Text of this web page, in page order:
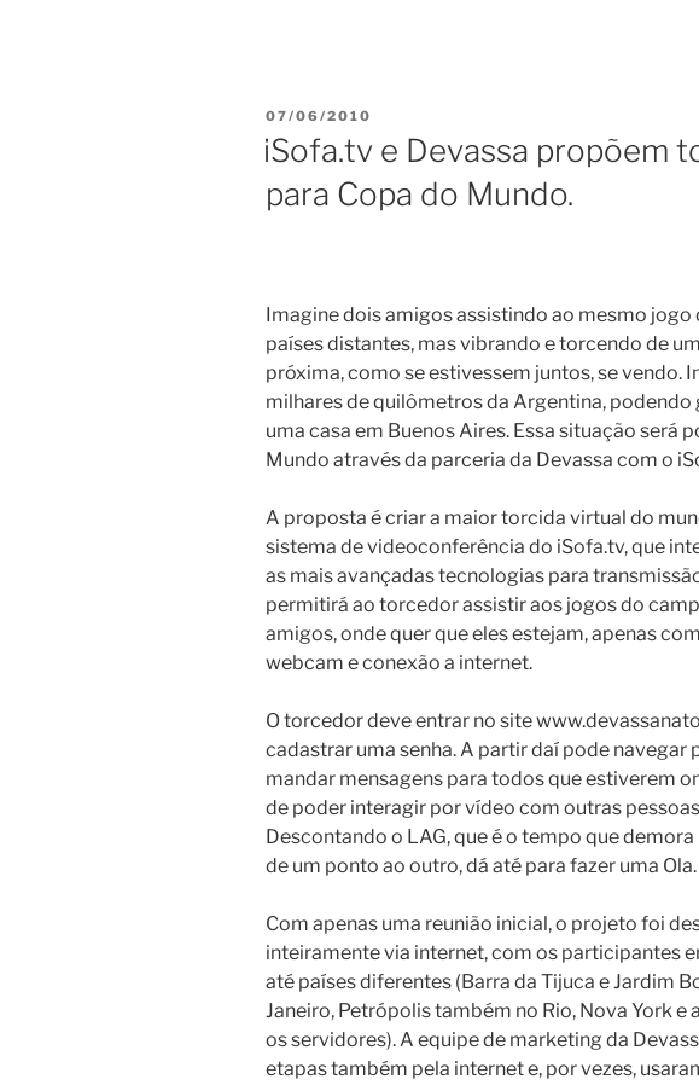
PUBLICADO
07/06/2010
iSofa.tv e Devassa propõem
para Copa do Mundo.
Imagine dois amigos assistindo ao mesmo jogo
países distantes, mas vibrando e torcendo de
próxima, como se estivessem juntos, se vendo.
milhares de quilômetros da Argentina, podendo
uma casa em Buenos Aires. Essa situação será
Mundo através da parceria da Devassa com o
A proposta é criar a maior torcida virtual do
sistema de videoconferência do iSofa.tv, que
as mais avançadas tecnologias para
permitirá ao torcedor assistir aos jogos do
amigos, onde quer que eles estejam, apenas
webcam e conexão a internet.
O torcedor deve entrar no site
cadastrar uma senha. A partir daí pode navegar
mandar mensagens para todos que estiverem
de poder interagir por vídeo com outras
Descontando o LAG, que é o tempo que
de um ponto ao outro, dá até para fazer uma Ola.
Com apenas uma reunião inicial, o projeto foi
inteiramente via internet, com os participantes
até países diferentes (Barra da Tijuca e Jardim
Janeiro, Petrópolis também no Rio, Nova York e
os servidores). A equipe de marketing da
etapas também pela internet e, por vezes,